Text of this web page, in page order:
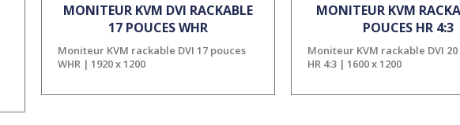
MONITEUR KVM DVI RACKABLE
17 POUCES WHR
Moniteur KVM rackable DVI 17 pouces
WHR | 1920 x 1200
MONITEUR KVM
POUCES HR 4:3
Moniteur KVM rackable DVI
HR 4:3 | 1600 x 1200